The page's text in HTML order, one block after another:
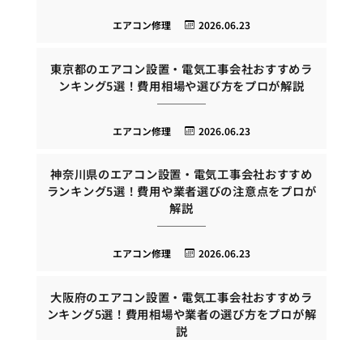
2026.06.23
エアコン修理
東京都のエアコン設置・電気工事会社おすすめラ
ンキング5選！費用相場や選び方をプロが解説
2026.06.23
エアコン修理
神奈川県のエアコン設置・電気工事会社おすすめ
ランキング5選！費用や業者選びの注意点をプロが
解説
2026.06.23
エアコン修理
大阪府のエアコン設置・電気工事会社おすすめラ
ンキング5選！費用相場や業者の選び方をプロが解
説